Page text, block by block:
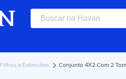
Filtros e Extensões Conjunto 4X2 Com 2